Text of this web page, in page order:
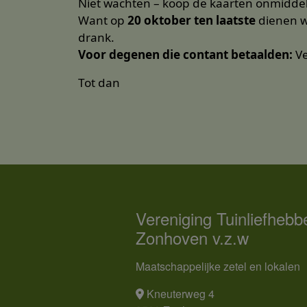
Niet wachten – koop de kaarten
Want op 20 oktober ten laatste dienen
drank.
Voor degenen die contant betaalden:
Tot dan
Vereniging
Zonhoven v.z.w
Maatschappelijke zetel en lokalen
Kneuterweg 4